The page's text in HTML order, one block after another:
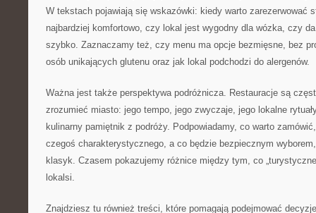
W tekstach pojawiają się wskazówki: kiedy warto zarezerwować
najbardziej komfortowo, czy lokal jest wygodny dla wózka, czy
szybko. Zaznaczamy też, czy menu ma opcje bezmięsne, bez
osób unikających glutenu oraz jak lokal podchodzi do alergenów.
Ważna jest także perspektywa podróżnicza. Restauracje są
zrozumieć miasto: jego tempo, jego zwyczaje, jego lokalne
kulinarny pamiętnik z podróży. Podpowiadamy, co warto
czegoś charakterystycznego, a co będzie bezpiecznym
klasyk. Czasem pokazujemy różnice między tym, co
lokalsi.
Znajdziesz tu również treści, które pomagają podejmować